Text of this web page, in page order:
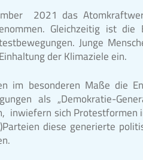
2021 das
Gleichzeitig ist
Junge
der Klimaziele ein.
im besonderen Maße die
als „Demokratie-
inwiefern sich Protestformen
diese generierte